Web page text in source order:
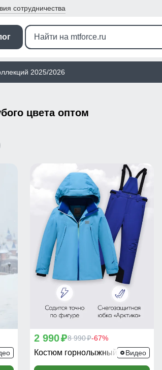
сотрудничества
2025/2026
цвета оптом
2 990p8 990p-67%
Костюм горнолыжный 9419Gl
Видео